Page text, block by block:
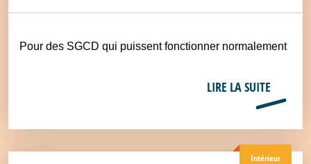
Pour des SGCD qui puissent fonctionner normalement
LIRE LA SUITE
Intérieur